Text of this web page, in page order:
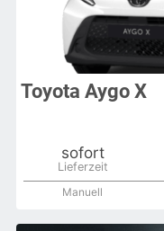
Toyota Aygo X
sofort
Manuell